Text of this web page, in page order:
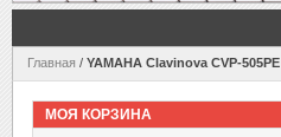
Главная / YAMAHA Clavinova CVP-505PE
МОЯ КОРЗИНА